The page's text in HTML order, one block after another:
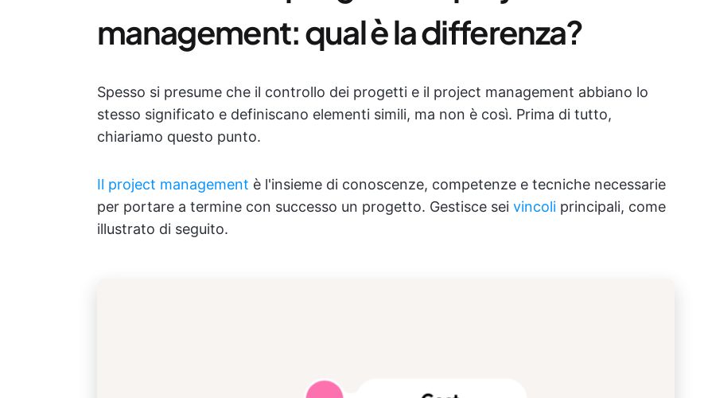
management: qual è la differenza?
Spesso si presume che il controllo dei progetti e il project management abbiano lo
stesso significato e definiscano elementi simili, ma non è così. Prima di tutto,
chiariamo questo punto.
Il project management è l'insieme di conoscenze, competenze e tecniche necessarie
per portare a termine con successo un progetto. Gestisce sei vincoli principali, come
illustrato di seguito.